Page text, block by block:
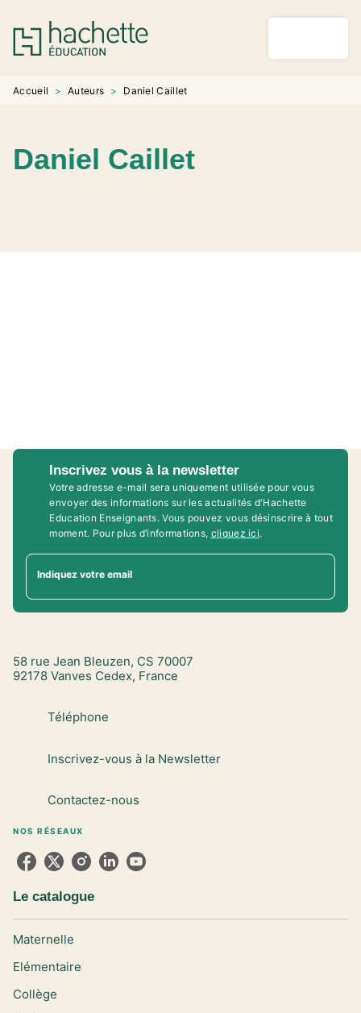
MENU RECHERCHE
PIED DE PAGE
Accueil > Auteurs > Daniel Caillet
Daniel Caillet
Inscrivez vous à la newsletter
Votre adresse e-mail sera uniquement utilisée pour vous
envoyer des informations sur les actualités d'Hachette
Education Enseignants. Vous pouvez vous désinscrire à tout
moment. Pour plus d’informations, cliquez ici.
Indiquez votre email
58 rue Jean Bleuzen, CS 70007
92178 Vanves Cedex, France
Téléphone
Inscrivez-vous à la Newsletter
Contactez-nous
NOS RÉSEAUX
Le catalogue
Maternelle
Elémentaire
Collège